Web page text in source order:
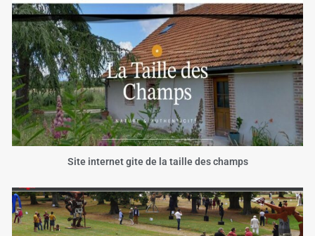
Site internet gite de la taille des champs